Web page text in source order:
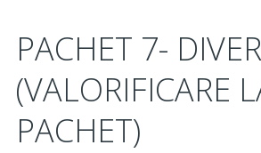
PACHET 7-
(VALORIFICARE
PACHET)